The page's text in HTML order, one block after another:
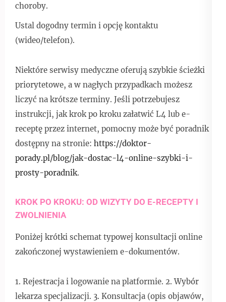
choroby.
Ustal dogodny termin i opcję kontaktu
(wideo/telefon).
Niektóre serwisy medyczne oferują szybkie ścieżki
priorytetowe, a w nagłych przypadkach możesz
liczyć na krótsze terminy. Jeśli potrzebujesz
instrukcji, jak krok po kroku załatwić L4 lub e-
receptę przez internet, pomocny może być poradnik
dostępny na stronie: https://doktor-
porady.pl/blog/jak-dostac-l4-online-szybki-i-
prosty-poradnik.
KROK PO KROKU: OD WIZYTY DO E-RECEPTY I
ZWOLNIENIA
Poniżej krótki schemat typowej konsultacji online
zakończonej wystawieniem e-dokumentów.
1. Rejestracja i logowanie na platformie. 2. Wybór
lekarza specjalizacji. 3. Konsultacja (opis objawów,